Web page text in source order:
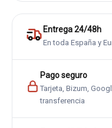
Entrega 24/48h
En toda España y
Pago seguro
Tarjeta, Bizum,
transferencia